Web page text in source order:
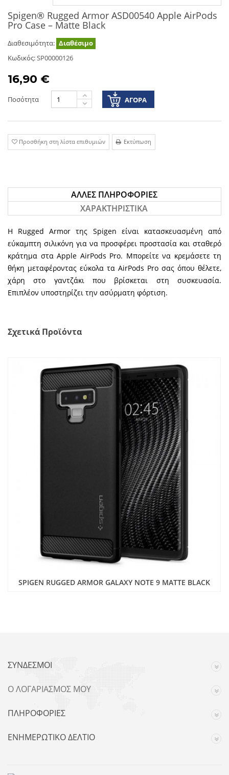
Spigen® Rugged Armor ASD00540 Apple AirPods
Pro Case – Matte Black
Διαθεσιμότητα: Διαθέσιμο
Κωδικός:SP00000126
16,90 €
Ποσότητα ΑΓΟΡΆ
Προσθήκη στη λίστα επιθυμιών Εκτύπωση
ΆΛΛΕΣ ΠΛΗΡΟΦΟΡΊΕΣ
ΧΑΡΑΚΤΗΡΙΣΤΙΚΆ
Η Rugged Armor της Spigen είναι κατασκευασμένη από
εύκαμπτη σιλικόνη για να προσφέρει προστασία και σταθερό
κράτημα στα Apple AirPods Pro. Μπορείτε να κρεμάσετε τη
θήκη μεταφέροντας εύκολα τα AirPods Pro σας όπου θέλετε,
χάρη στο γαντζάκι που βρίσκεται στη συσκευασία.
Επιπλέον υποστηρίζει την ασύρματη φόρτιση.
Σχετικά Προϊόντα
SPIGEN RUGGED ARMOR GALAXY NOTE 9 MATTE BLACK
ΣΎΝΔΕΣΜΟΙ
Ο ΛΟΓΑΡΙΑΣΜΌΣ ΜΟΥ
ΠΛΗΡΟΦΟΡΊΕΣ
ΕΝΗΜΕΡΩΤΙΚΌ ΔΕΛΤΊΟ